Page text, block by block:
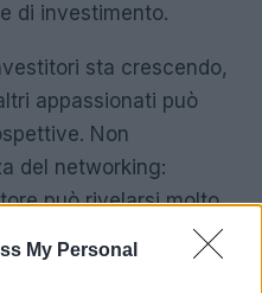
My Personal
di investimento.
sta crescendo,
appassionati può
Non
del networking:
può rivelarsi molto